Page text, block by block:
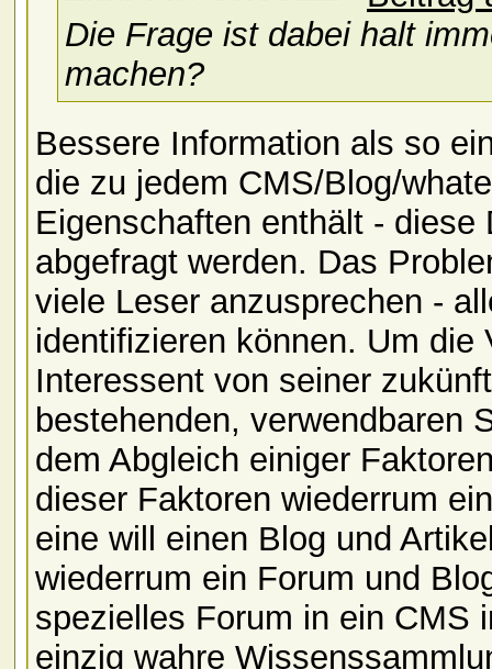
Die Frage ist dabei halt
machen?
Bessere Information als so
die zu jedem CMS/Blog/
Eigenschaften enthält -
abgefragt werden. Das
viele Leser anzusprechen -
identifizieren können. Um
Interessent von seiner
bestehenden, verwendbaren
dem Abgleich einiger
dieser Faktoren wiederrum
eine will einen Blog und
wiederrum ein Forum und
spezielles Forum in ein CMS
einzig wahre